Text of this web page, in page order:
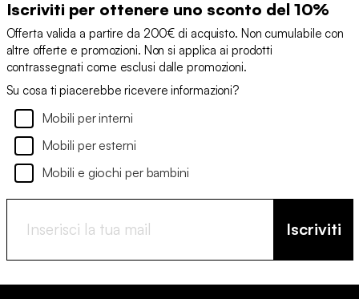
Iscriviti per ottenere uno sconto del 10%
Offerta valida a partire da 200€ di acquisto. Non cumulabile con
altre offerte e promozioni. Non si applica ai prodotti
contrassegnati come esclusi dalle promozioni.
Su cosa ti piacerebbe ricevere informazioni?
Mobili per interni
Mobili per esterni
Mobili e giochi per bambini
Iscriviti